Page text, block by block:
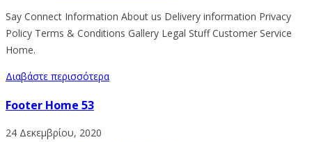
Say Connect Information About us Delivery information Privacy
Policy Terms & Conditions Gallery Legal Stuff Customer Service
Home.
Διαβάστε περισσότερα
Footer Home 53
24 Δεκεμβρίου, 2020